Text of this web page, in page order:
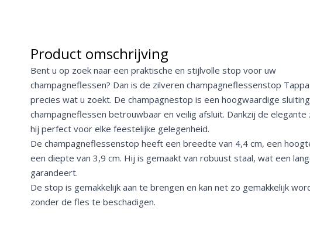
Product omschrijving
Bent u op zoek naar een praktische en stijlvolle stop voor uw
champagneflessen? Dan is de zilveren champagneflessenstop
precies wat u zoekt. De champagnestop is een hoogwaardige
champagneflessen betrouwbaar en veilig afsluit. Dankzij de elegante
hij perfect voor elke feestelijke gelegenheid.
De champagneflessenstop heeft een breedte van 4,4 cm, een
een diepte van 3,9 cm. Hij is gemaakt van robuust staal, wat een
garandeert.
De stop is gemakkelijk aan te brengen en kan net zo gemakkelijk
zonder de fles te beschadigen.